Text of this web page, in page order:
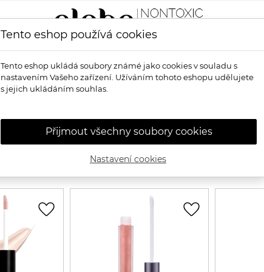
Přírodní lesky na rty
favorite_border favorite_border
Tento eshop používá cookies
Tento eshop ukládá soubory známé jako cookies v souladu s
nastavením Vašeho zařízení. Užíváním tohoto eshopu udělujete
s jejich ukládáním souhlas.
Přijmout všechny soubory cookies
Nastavení cookies